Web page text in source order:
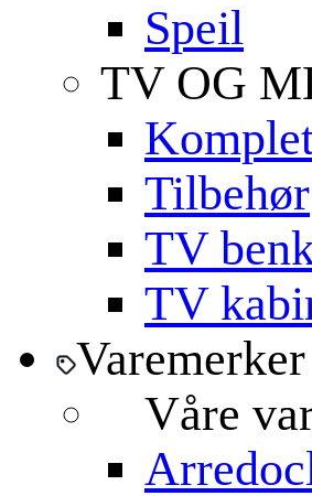
Speil
TV OG
Tilbehør
TV
TV
Varemerker
Våre